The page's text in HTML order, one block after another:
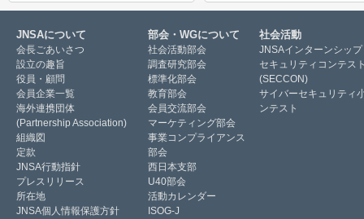
JNSAについて
会長ごあいさつ
設立の趣旨
役員・顧問
会員企業一覧
海外連携団体
(Partnership Association)
組織図
定款
JNSA行動指針
プレスリリース
所在地
JNSA個人情報保護方針
部会・WGについて
社会活動部会
調査研究部会
標準化部会
教育部会
会員交流部会
マーケティング部会
事業コンプライアンス
部会
西日本支部
U40部会
活動カレンダー
ISOG-J
社会活動
JNSAインターンシップ
セキュリティコンテス
(SECCON)
サイバーセキュリティ
ンテスト